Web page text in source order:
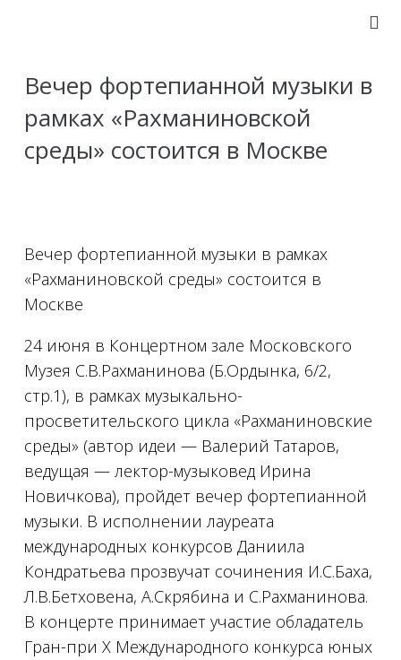
Вечер фортепианной музыки в
рамках «Рахманиновской
среды» состоится в Москве
Вечер фортепианной музыки в рамках
«Рахманиновской среды» состоится в
Москве
24 июня в Концертном зале Московского
Музея С.В.Рахманинова (Б.Ордынка, 6/2,
стр.1), в рамках музыкально-
просветительского цикла «Рахманиновские
среды» (автор идеи — Валерий Татаров,
ведущая — лектор-музыковед Ирина
Новичкова), пройдет вечер фортепианной
музыки. В исполнении лауреата
международных конкурсов Даниила
Кондратьева прозвучат сочинения И.С.Баха,
Л.В.Бетховена, А.Скрябина и С.Рахманинова.
В концерте принимает участие обладатель
Гран-при Х Международного конкурса юных